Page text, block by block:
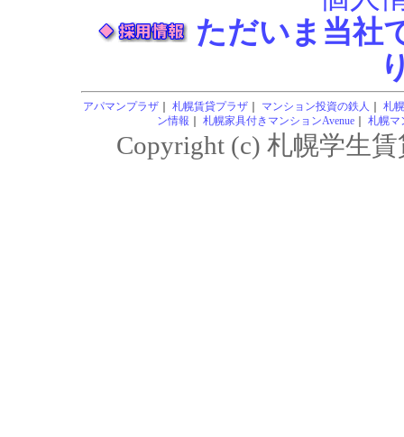
ただいま当社
アパマンプラザ｜ 札幌賃貸プラザ｜ マンション投資の鉄人
札
ン情報
札幌家具付きマンションAvenue｜ 札幌マ
Copyright (c) 札幌学生